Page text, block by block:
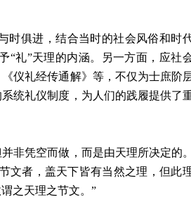
时俱进，结合当时的社会风俗和时
“礼”天理的内涵。另一方面，应社
仪礼经传通解》等，不仅为士庶阶
统礼仪制度，为人们的践履提供了
非凭空而做，而是由天理所决定的
文者，盖天下皆有当然之理，但此
之天理之节文。”